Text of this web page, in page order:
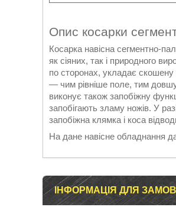
Опис косарки
Косарка навісна сегментно-
як сіяних, так і природного
по сторонах, укладає
— чим рівніше поле, тим
виконує також запобіжну
запобігають зламу ножів. У
запобіжна клямка і коса
На дане навісне обладнання
ІНФОРМАЦІЯ ДЛЯ